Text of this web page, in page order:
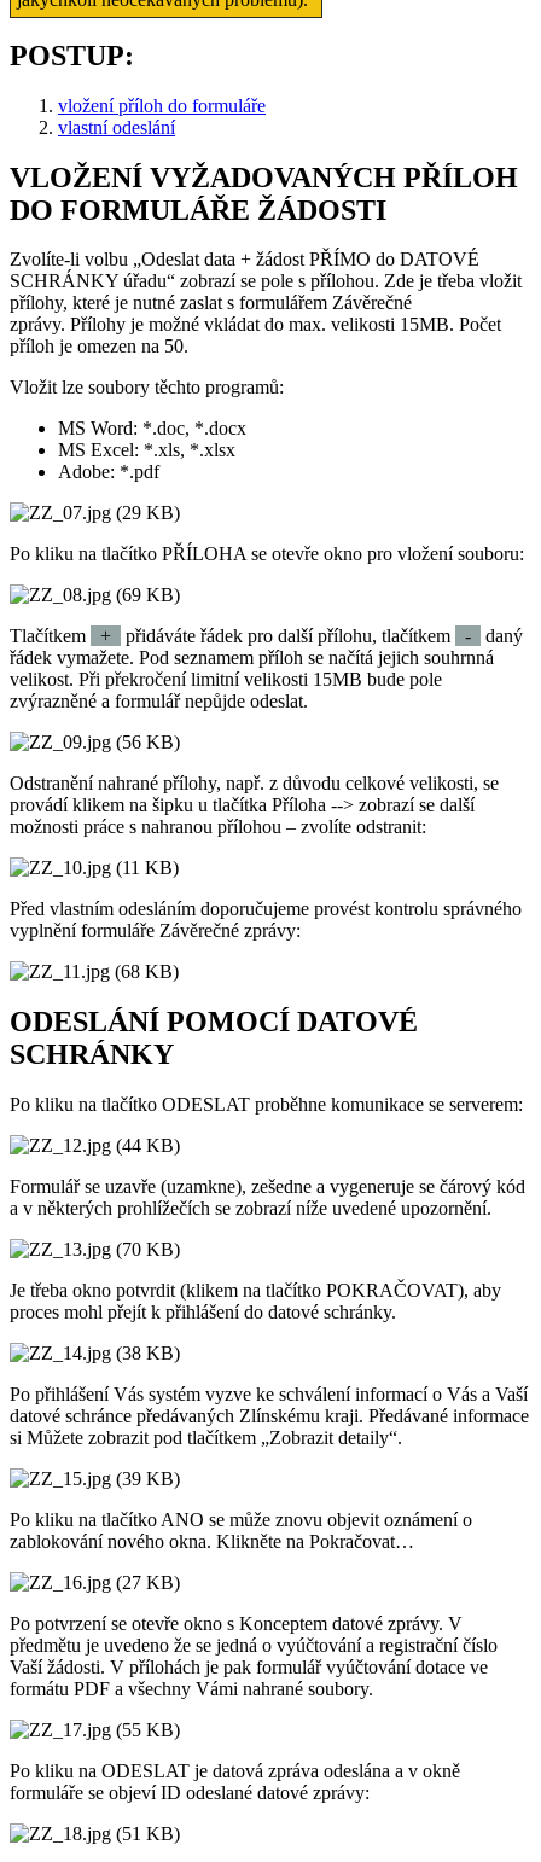
POSTUP:
vložení příloh do formuláře
vlastní odeslání
VLOŽENÍ VYŽADOVANÝCH PŘÍLOH
DO FORMULÁŘE ŽÁDOSTI
Zvolíte-li volbu „Odeslat data + žádost PŘÍMO do DATOVÉ
SCHRÁNKY úřadu“ zobrazí se pole s přílohou. Zde je třeba vložit
přílohy, které je nutné zaslat s formulářem Závěrečné
zprávy. Přílohy je možné vkládat do max. velikosti 15MB. Počet
příloh je omezen na 50.
Vložit lze soubory těchto programů:
MS Word: *.doc, *.docx
MS Excel: *.xls, *.xlsx
Adobe: *.pdf
Po kliku na tlačítko PŘÍLOHA se otevře okno pro vložení souboru:
Tlačítkem + přidáváte řádek pro další přílohu, tlačítkem -
daný
řádek vymažete. Pod seznamem příloh se načítá jejich souhrnná
velikost. Při překročení limitní velikosti 15MB bude pole
zvýrazněné a formulář nepůjde odeslat.
Odstranění nahrané přílohy, např. z důvodu celkové velikosti, se
provádí klikem na šipku u tlačítka Příloha --> zobrazí se další
možnosti práce s nahranou přílohou – zvolíte odstranit:
Před vlastním odesláním doporučujeme provést kontrolu správného
vyplnění formuláře Závěrečné zprávy:
ODESLÁNÍ POMOCÍ DATOVÉ
SCHRÁNKY
Po kliku na tlačítko ODESLAT proběhne komunikace se serverem:
Formulář se uzavře (uzamkne), zešedne a vygeneruje se čárový kód
a v některých prohlížečích se zobrazí níže uvedené upozornění.
Je třeba okno potvrdit (klikem na tlačítko POKRAČOVAT), aby
proces mohl přejít k přihlášení do datové schránky.
Po přihlášení Vás systém vyzve ke schválení informací o Vás a Vaší
datové schránce předávaných Zlínskému kraji. Předávané informace
si Můžete zobrazit pod tlačítkem „Zobrazit detaily“.
Po kliku na tlačítko ANO se může znovu objevit oznámení o
zablokování nového okna. Klikněte na Pokračovat…
Po potvrzení se otevře okno s Konceptem datové zprávy. V
předmětu je uvedeno že se jedná o vyúčtování a registrační číslo
Vaší žádosti. V přílohách je pak formulář vyúčtování dotace ve
formátu PDF a všechny Vámi nahrané soubory.
Po kliku na ODESLAT je datová zpráva odeslána a v okně
formuláře se objeví ID odeslané datové zprávy: